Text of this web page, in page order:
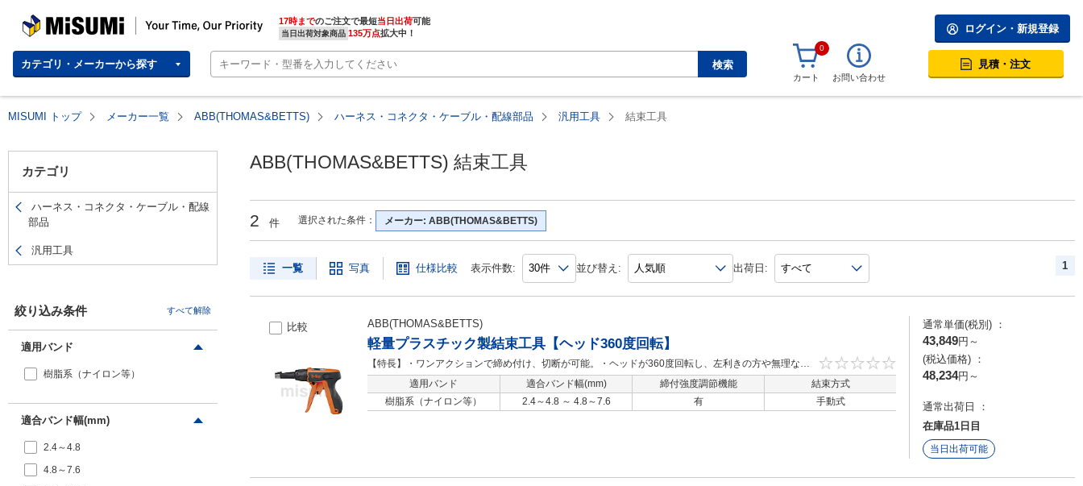
MISUMI | Your Time, Our Priority 17時までのご注文で最短当日出荷
当日出荷対象商品 135万点拡大中！
カテゴリ・メーカーから探す 検索
ログイン・新規登録
0
カート お問い合わせ
見積・注文
MISUMI トップ メーカー一覧 ABB(THOMAS&BETTS) ハーネス・コネクタ・ケーブル・配線部品 汎用工具 結束工具
カテゴリ
ハーネス・コネクタ・ケーブル・配線
部品
汎用工具
絞り込み条件 すべて解除
適用バンド
樹脂系（ナイロン等）
適合バンド幅(mm)
2.4～4.8
4.8～7.6
ABB(THOMAS&BETTS) 結束工具
2 件 選択された条件： メーカー: ABB(THOMAS&BETTS)
一覧 写真 仕様比較 表示件数: 並び替え: 出荷日: 1
比較 ABB(THOMAS&BETTS)
軽量プラスチック製結束工具【ヘッド360度回転】
【特長】・ワンアクションで締め付け、切断が可能。・ヘッドが360度回転し、左利きの方や無理な体
勢での作業に便利。
0
適用バンド
適合バンド幅(mm) 締付強度調節機能
結束方式
樹脂系（ナイロン等）
2.4～4.8 ～ 4.8～7.6 有 手動式
通常単価(税別) ：
43,849円 ～
(税込価格) ：
48,234円 ～
通常出荷日 ：
在庫品1日目
当日出荷可能